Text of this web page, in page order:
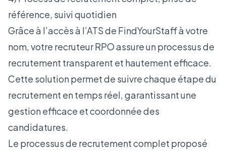
référence, suivi quotidien
Grâce à l’accès à l’ATS de FindYourStaff à votre
nom, votre recruteur RPO assure un processus de
recrutement transparent et hautement efficace.
Cette solution permet de suivre chaque étape du
recrutement en temps réel, garantissant une
gestion efficace et coordonnée des
candidatures.
Le processus de recrutement complet proposé